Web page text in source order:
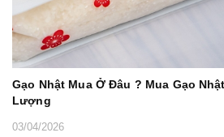
Gạo Nhật Mua Ở Đâu ? Mua Gạo
Lượng
03/04/2026